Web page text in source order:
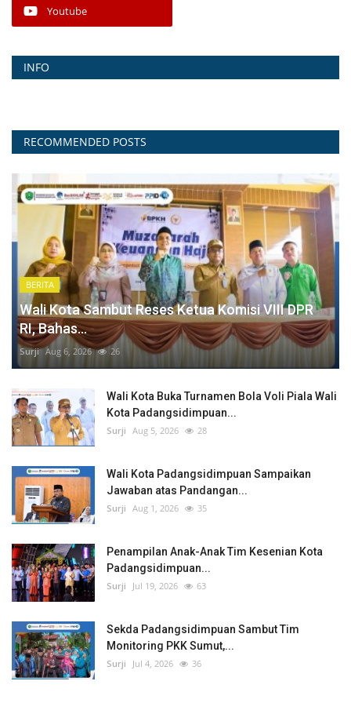
Youtube
INFO
RECOMMENDED POSTS
BERITA
Wali Kota Sambut Reses Ketua Komisi VIII DPR
RI, Bahas...
Surji Aug 6, 2026 26
Wali Kota Buka Turnamen Bola Voli Piala Wali
Kota Padangsidimpuan...
Surji Aug 5, 2026 28
Wali Kota Padangsidimpuan Sampaikan
Jawaban atas Pandangan...
Surji Aug 1, 2026 35
Penampilan Anak-Anak Tim Kesenian Kota
Padangsidimpuan...
Surji Jul 19, 2026 63
Sekda Padangsidimpuan Sambut Tim
Monitoring PKK Sumut,...
Surji Jul 4, 2026 36